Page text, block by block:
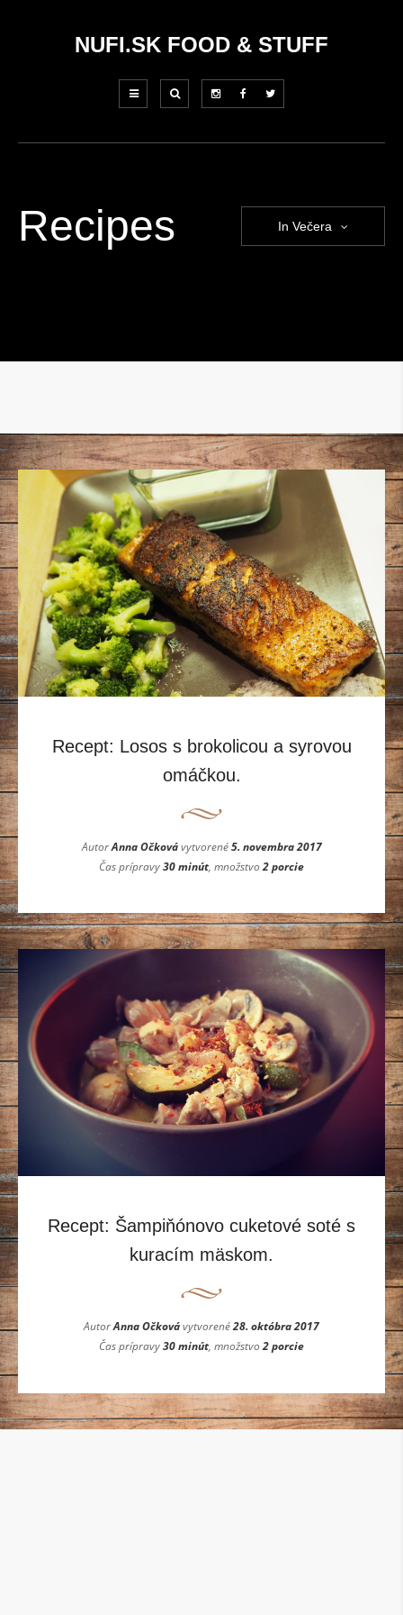
NUFI.SK FOOD & STUFF
Recipes In Večera
Recept: Losos s brokolicou a syrovou
omáčkou.
AutorAnna Očkovávytvorené5. novembra 2017
Čas prípravy30 minút, množstvo2 porcie
Recept: Šampiňónovo cuketové soté s
kuracím mäskom.
AutorAnna Očkovávytvorené28. októbra 2017
Čas prípravy30 minút, množstvo2 porcie